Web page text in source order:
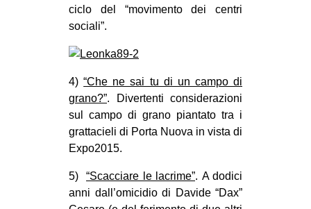
ciclo del “movimento dei centri
sociali”.
4)“Che ne sai tu di un campo di
grano?”. Divertenti considerazioni
sul campo di grano piantato tra i
grattacieli di Porta Nuova in vista di
Expo2015.
5) “Scacciare le lacrime”. A dodici
anni dall’omicidio di Davide “Dax”